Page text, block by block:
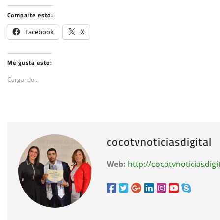
Comparte esto:
Facebook X
Me gusta esto:
Cargando...
cocotvnoticiasdigital
Web: http://